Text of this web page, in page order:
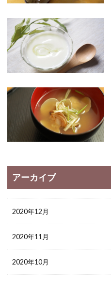
アーカイブ
2020年12月
2020年11月
2020年10月